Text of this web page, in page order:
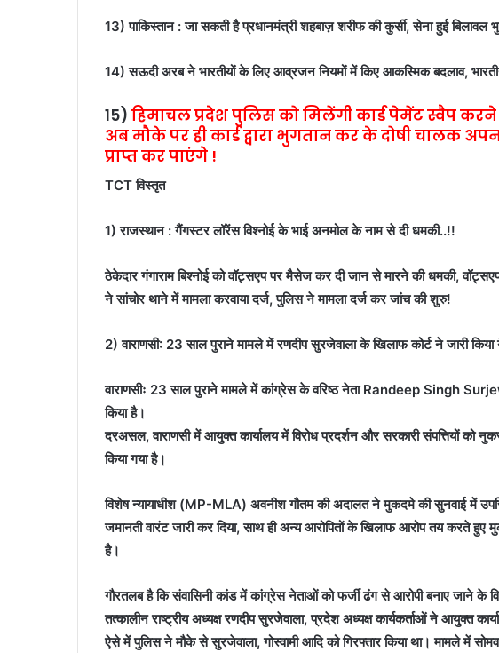
13) पाकिस्तान : जा सकती है प्रधानमंत्री शहबाज़ शरीफ की कुर्सी, सेना हुई बिलावल
14) सऊदी अरब ने भारतीयों के लिए आव्रजन नियमों में किए आकस्मिक बदलाव,
15) हिमाचल प्रदेश पुलिस को मिलेंगी कार्ड पेमेंट स्वैप
अब मौके पर ही कार्ड द्वारा भुगतान कर के दोषी चालक
प्राप्त कर पाएंगे !
TCT विस्तृत
1) राजस्थान : गैंगस्टर लॉरेंस विश्नोई के भाई अनमोल के नाम से दी धमकी..!!
ठेकेदार गंगाराम बिश्नोई को वॉट्सएप पर मैसेज कर दी जान से मारने की धमकी,
ने सांचोर थाने में मामला करवाया दर्ज, पुलिस ने मामला दर्ज कर जांच की शुरु!
2) वाराणसी: 23 साल पुराने मामले में रणदीप सुरजेवाला के खिलाफ कोर्ट ने जारी किया
वाराणसीः 23 साल पुराने मामले में कांग्रेस के वरिष्ठ नेता Randeep Singh
किया है।
दरअसल, वाराणसी में आयुक्त कार्यालय में विरोध प्रदर्शन और सरकारी संपत्तियों को
किया गया है।
विशेष न्यायाधीश (MP-MLA) अवनीश गौतम की अदालत ने मुकदमे की सुनवाई में
जमानती वारंट जारी कर दिया, साथ ही अन्य आरोपितों के खिलाफ आरोप तय करते हुए
है।
गौरतलब है कि संवासिनी कांड में कांग्रेस नेताओं को फर्जी ढंग से आरोपी बनाए जाने के
तत्कालीन राष्ट्रीय अध्यक्ष रणदीप सुरजेवाला, प्रदेश अध्यक्ष कार्यकर्ताओं ने आयुक्त
ऐसे में पुलिस ने मौके से सुरजेवाला, गोस्वामी आदि को गिरफ्तार किया था। मामले में